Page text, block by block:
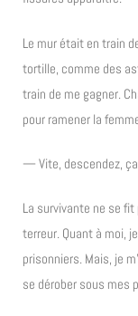
Le mur était en train
tortille, comme des
train de me gagner.
pour ramener la
— Vite, descendez, ça
La survivante ne se
terreur. Quant à moi,
prisonniers. Mais, je
se dérober sous mes